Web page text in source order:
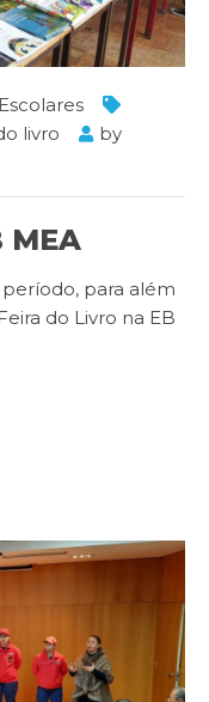
livro
by
MEA
período, para além
do Livro na EB